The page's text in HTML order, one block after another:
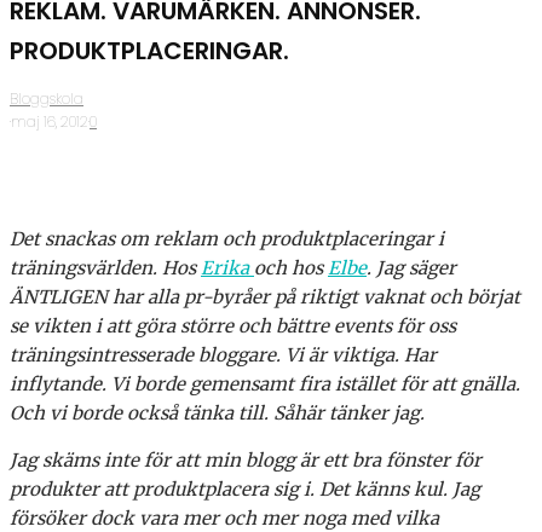
REKLAM. VARUMÄRKEN. ANNONSER.
PRODUKTPLACERINGAR.
Bloggskola
·maj 16, 2012·0
Det snackas om reklam och produktplaceringar i
träningsvärlden. HosErika och hosElbe. Jag säger
ÄNTLIGEN har alla pr-byråer på riktigt vaknat och börjat
se vikten i att göra större och bättre events för oss
träningsintresserade bloggare. Vi är viktiga. Har
inflytande. Vi borde gemensamt fira istället för att gnälla.
Och vi borde också tänka till. Såhär tänker jag.
Jag skäms inte för att min blogg är ett bra fönster för
produkter att produktplacera sig i. Det känns kul. Jag
försöker dock vara mer och mer noga med vilka